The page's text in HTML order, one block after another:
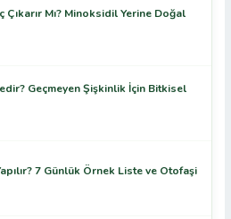
Çıkarır Mı? Minoksidil Yerine Doğal
Geçmeyen Şişkinlik İçin Bitkisel
7 Günlük Örnek Liste ve Otofaşi